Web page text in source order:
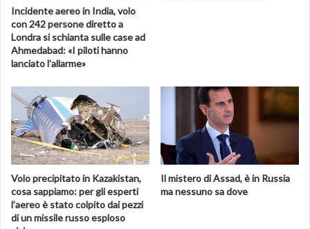
Incidente aereo in India, volo
con 242 persone diretto a
Londra si schianta sulle case ad
Ahmedabad: «I piloti hanno
lanciato l’allarme»
Volo precipitato in Kazakistan,
cosa sappiamo: per gli esperti
l’aereo è stato colpito dai pezzi
di un missile russo esploso
Il mistero di Assad, è in Russia
ma nessuno sa dove